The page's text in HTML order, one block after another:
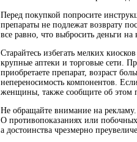
Перед покупкой попросите
препараты не подлежат возврату
все равно, что выбросить деньги на
Старайтесь избегать мелких
крупные аптеки и торговые сети.
приобретаете препарат, возраст
непереносимость компонентов.
женщины, также сообщите об этом
Не обращайте внимание на
О противопоказаниях или
а достоинства чрезмерно